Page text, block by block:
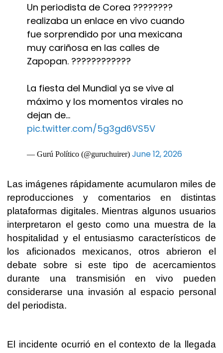
Un periodista de Corea ????????
realizaba un enlace en vivo cuando
fue sorprendido por una mexicana
muy cariñosa en las calles de
Zapopan. ????????????
La fiesta del Mundial ya se vive al
máximo y los momentos virales no
dejan de…
pic.twitter.com/5g3gd6VS5V
— Gurú Político (@guruchuirer) June 12, 2026
Las imágenes rápidamente acumularon miles de
reproducciones y comentarios en distintas
plataformas digitales. Mientras algunos usuarios
interpretaron el gesto como una muestra de la
hospitalidad y el entusiasmo característicos de
los aficionados mexicanos, otros abrieron el
debate sobre si este tipo de acercamientos
durante una transmisión en vivo pueden
considerarse una invasión al espacio personal
del periodista.
El incidente ocurrió en el contexto de la llegada